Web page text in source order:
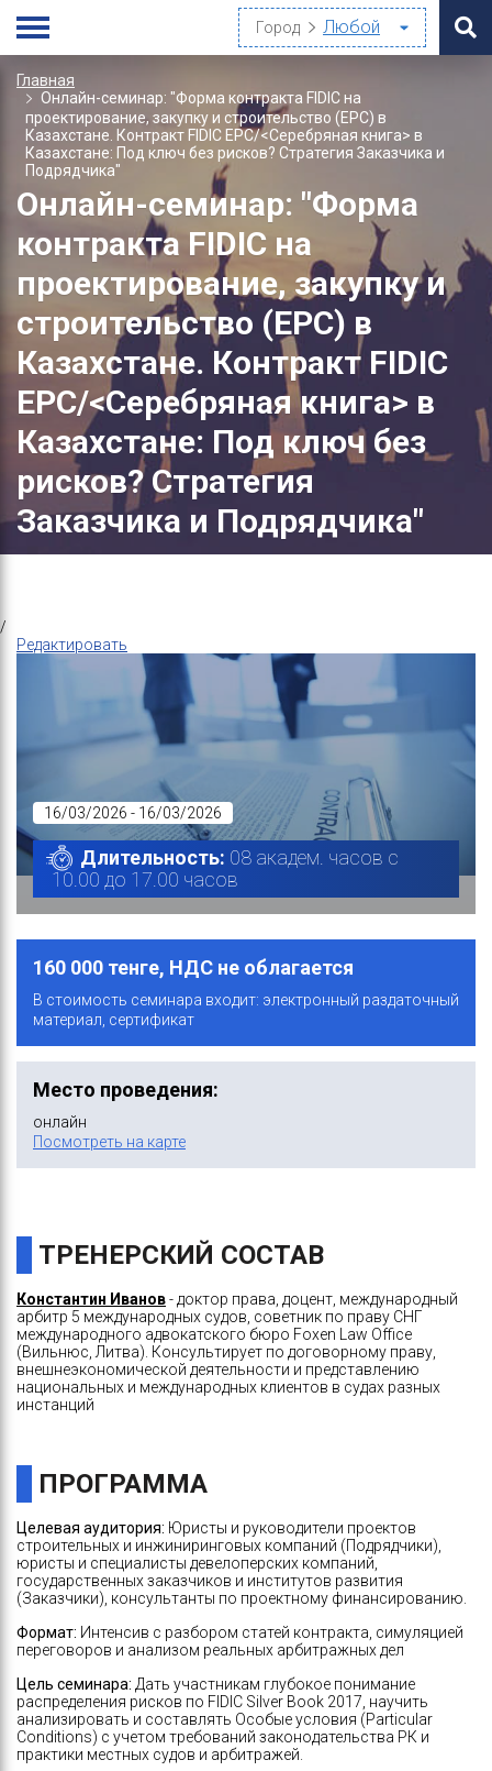
Город
Главная
Онлайн-семинар: "Форма контракта FIDIC на
проектирование, закупку и строительство (EPC) в
Казахстане. Контракт FIDIC EPC/<Серебряная книга> в
Казахстане: Под ключ без рисков? Стратегия Заказчика и
Подрядчика"
Онлайн-семинар: "Форма
контракта FIDIC на
проектирование, закупку и
строительство (EPC) в
Казахстане. Контракт FIDIC
EPC/<Серебряная книга> в
Казахстане: Под ключ без
рисков? Стратегия
Заказчика и Подрядчика"
/
Редактировать
16/03/2026 - 16/03/2026
Длительность: 08 академ. часов с
10.00 до 17.00 часов
160 000 тенге, НДС не облагается
В стоимость семинара входит: электронный раздаточный
материал, сертификат
Место проведения:
онлайн
Посмотреть на карте
ТРЕНЕРСКИЙ СОСТАВ
Константин Иванов- доктор права, доцент, международный
арбитр 5 международных судов, советник по праву СНГ
международного адвокатского бюро Foxen Law Office
(Вильнюс, Литва). Консультирует по договорному праву,
внешнеэкономической деятельности и представлению
национальных и международных клиентов в судах разных
инстанций
ПРОГРАММА
Целевая аудитория: Юристы и руководители проектов
строительных и инжиниринговых компаний (Подрядчики),
юристы и специалисты девелоперских компаний,
государственных заказчиков и институтов развития
(Заказчики), консультанты по проектному финансированию.
Формат: Интенсив с разбором статей контракта, симуляцией
переговоров и анализом реальных арбитражных дел
Цель семинара: Дать участникам глубокое понимание
распределения рисков по FIDIC Silver Book 2017, научить
анализировать и составлять Особые условия (Particular
Conditions) с учетом требований законодательства РК и
практики местных судов и арбитражей.